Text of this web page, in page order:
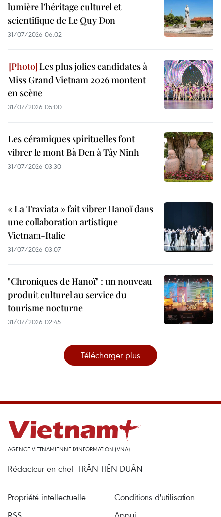
lumière l’héritage culturel et
scientifique de Le Quy Don
31/07/2026 06:02
Les plus jolies candidates à
Miss Grand Vietnam 2026 montent
en scène
31/07/2026 05:00
Les céramiques spirituelles font
vibrer le mont Bà Den à Tây Ninh
31/07/2026 03:30
« La Traviata » fait vibrer Hanoï dans
une collaboration artistique
Vietnam-Italie
31/07/2026 03:07
"Chroniques de Hanoï" : un nouveau
produit culturel au service du
tourisme nocturne
31/07/2026 02:45
Télécharger plus
AGENCE VIETNAMIENNE D'INFORMATION (VNA)
Rédacteur en chef: TRÂN TIÊN DUÂN
Propriété intellectuelle
Conditions d'utilisation